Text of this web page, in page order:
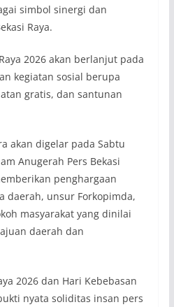
simbol sinergi dan
Raya.
2026 akan berlanjut pada
kegiatan sosial berupa
gratis, dan santunan
akan digelar pada Sabtu
Anugerah Pers Bekasi
penghargaan
daerah, unsur Forkopimda,
masyarakat yang dinilai
daerah dan
2026 dan Hari Kebebasan
nyata soliditas insan pers